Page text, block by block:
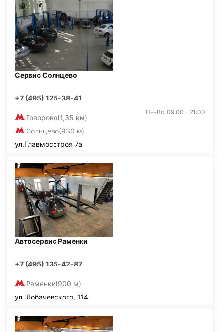
Сервис Солнцево
+7 (495) 125-38-41
Говорово(1,35 км)
Солнцево(930 м)
Пн-Вс: 09:00 - 21:00
ул.Главмосстроя 7а
Автосервис Раменки
+7 (495) 135-42-87
Раменки(900 м)
ул. Лобачевского, 114